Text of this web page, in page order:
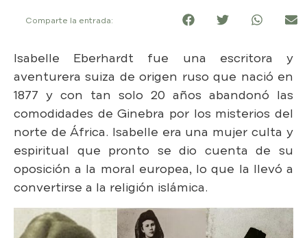
Comparte la entrada:
Isabelle Eberhardt fue una escritora y
aventurera suiza de origen ruso que nació en
1877 y con tan solo 20 años abandonó las
comodidades de Ginebra por los misterios del
norte de África. Isabelle era una mujer culta y
espiritual que pronto se dio cuenta de su
oposición a la moral europea, lo que la llevó a
convertirse a la religión islámica.